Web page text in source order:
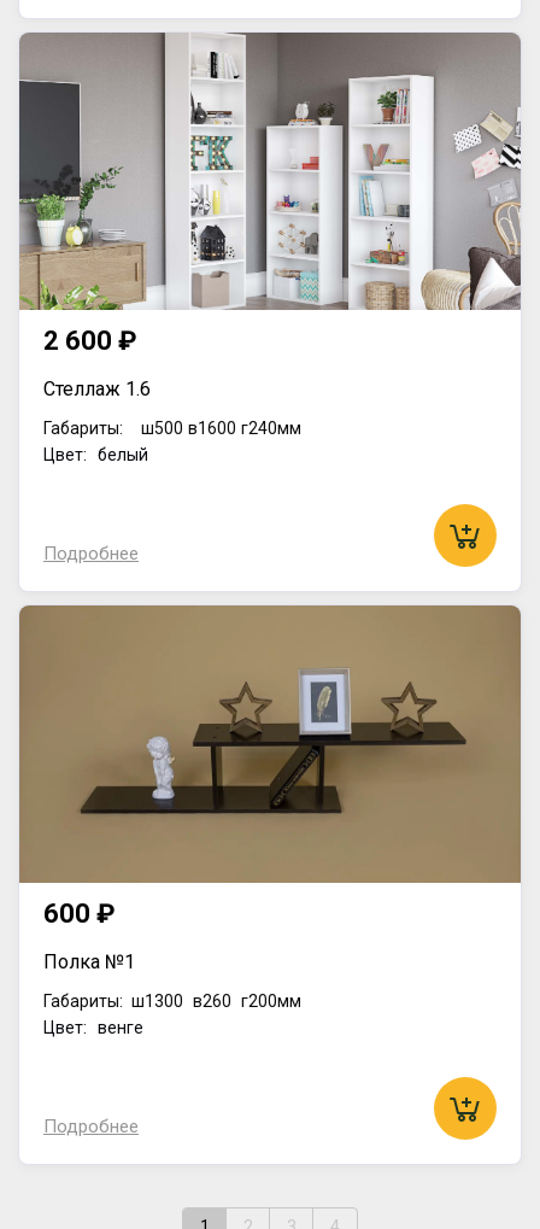
2 600 ₽
Стеллаж 1.6
Габариты: ш500 в1600 г240мм
Цвет: белый
Подробнее
600 ₽
Полка №1
Габариты: ш1300 в260 г200мм
Цвет: венге
Подробнее